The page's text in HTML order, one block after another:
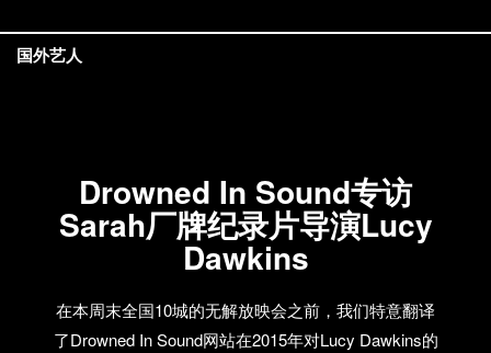
Drowned In Sound专访
Sarah厂牌纪录片导演Lucy
Dawkins
在本周末全国10城的无解放映会之前，我们特意翻译
了Drowned In Sound网站在2015年对Lucy Dawkins的
国外艺人